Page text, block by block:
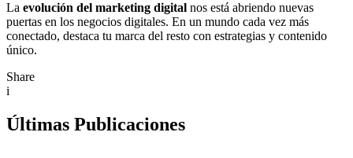
La evolución del marketing digital nos está abriendo nuevas
puertas en los negocios digitales. En un mundo cada vez más
conectado, destaca tu marca del resto con estrategias y contenido
único.
Share
i
Últimas Publicaciones